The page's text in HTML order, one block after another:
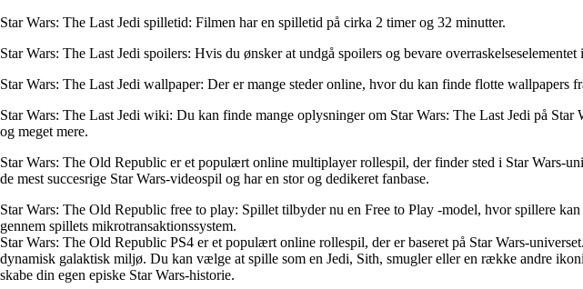
Star Wars: The Last Jedi spilletid: Filmen har en spilletid på cirka 2 timer og 32 minutter.
Star Wars: The Last Jedi spoilers: Hvis du ønsker at undgå spoilers og bevare
Star Wars: The Last Jedi wallpaper: Der er mange steder online, hvor du kan finde flotte
Star Wars: The Last Jedi wiki: Du kan finde mange oplysninger om Star Wars: The Last Jedi på
og meget mere.
Star Wars: The Old Republic er et populært online multiplayer rollespil, der finder sted i Star
de mest succesrige Star Wars-videospil og har en stor og dedikeret fanbase.
Star Wars: The Old Republic free to play: Spillet tilbyder nu en Free to Play -model, hvor spillere
gennem spillets mikrotransaktionssystem.
Star Wars: The Old Republic PS4 er et populært online rollespil, der er baseret på Star Wars-
dynamisk galaktisk miljø. Du kan vælge at spille som en Jedi, Sith, smugler eller en række andre
skabe din egen episke Star Wars-historie.